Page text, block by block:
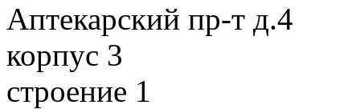
Аптекарский пр-т д.4
корпус 3
строение 1